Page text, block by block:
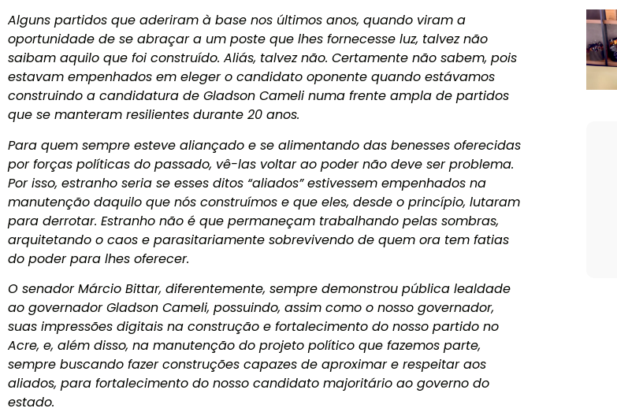
Alguns partidos que aderiram à base nos últimos anos, quando viram a
oportunidade de se abraçar a um poste que lhes fornecesse luz, talvez não
saibam aquilo que foi construído. Aliás, talvez não. Certamente não sabem, pois
estavam empenhados em eleger o candidato oponente quando estávamos
construindo a candidatura de Gladson Cameli numa frente ampla de partidos
que se manteram resilientes durante 20 anos.
Para quem sempre esteve aliançado e se alimentando das benesses oferecidas
por forças políticas do passado, vê-las voltar ao poder não deve ser problema.
Por isso, estranho seria se esses ditos “aliados” estivessem empenhados na
manutenção daquilo que nós construímos e que eles, desde o princípio, lutaram
para derrotar. Estranho não é que permaneçam trabalhando pelas sombras,
arquitetando o caos e parasitariamente sobrevivendo de quem ora tem fatias
do poder para lhes oferecer.
O senador Márcio Bittar, diferentemente, sempre demonstrou pública lealdade
ao governador Gladson Cameli, possuindo, assim como o nosso governador,
suas impressões digitais na construção e fortalecimento do nosso partido no
Acre, e, além disso, na manutenção do projeto político que fazemos parte,
sempre buscando fazer construções capazes de aproximar e respeitar aos
aliados, para fortalecimento do nosso candidato majoritário ao governo do
estado.